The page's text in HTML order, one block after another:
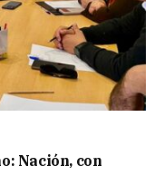
Nación, con